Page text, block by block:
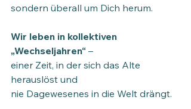
sondern überall um Dich herum.
Wir leben in kollektiven
„Wechseljahren“ –
einer Zeit, in der sich das Alte
herauslöst und
nie Dagewesenes in die Welt drängt.